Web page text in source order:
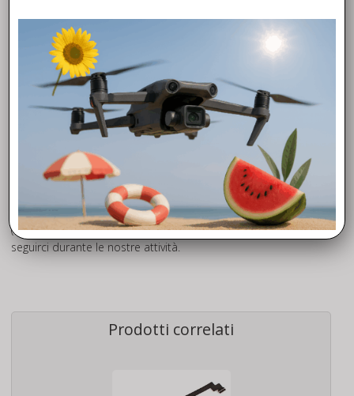
consegna quindi disponibili da SUBITO con spedizione in tutta
Europa in 24h. Potrai trovare ricambi e accessori (braccio di
ricambio DJi Mini 4k ) per i modelli: Phantom3 pro-advanced-
standard, Phantom4 Advanced, Phantom4 pro. Mavic pro,
Mavic mini, Mavic pro 2, Mavic 2 Zoom, Mavic AIR. Spark,
Inspire pro, Inspire 2. Quello che non troverai sul sito, prova a
chiedercelo, troveremo il modo per soddisfare le tue
richieste!Dji Mini 4k Braccio Posteriore – Back Arm Mini 4k
ARTICLE
Visita il nostro canaleYouTube potrai trovare un pratico
TUTORIAL sull’installazione del Braccio Posteriore Mavic Mini 4k
(Dji Mini 4k rear Arm). Segui la nostra PaginaFacebooke
seguirci durante le nostre attività.
Prodotti correlati